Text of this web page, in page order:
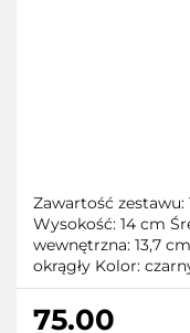
Zawartość
Wysokość: 14 cm
wewnętrzna: 13,7
okrągły Kolor:
75.00